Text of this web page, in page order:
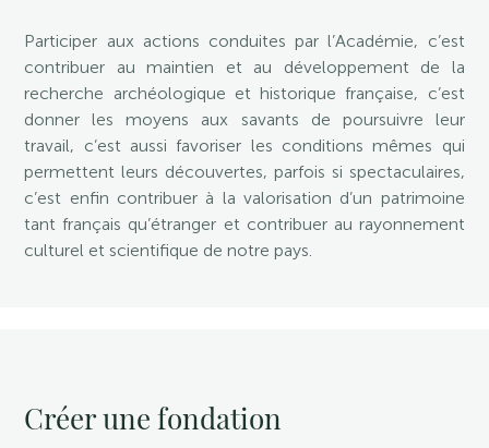
Participer aux actions conduites par l’Académie, c’est
contribuer au maintien et au développement de la
recherche archéologique et historique française, c’est
donner les moyens aux savants de poursuivre leur
travail, c’est aussi favoriser les conditions mêmes qui
permettent leurs découvertes, parfois si spectaculaires,
c’est enfin contribuer à la valorisation d’un patrimoine
tant français qu’étranger et contribuer au rayonnement
culturel et scientifique de notre pays.
Créer une fondation